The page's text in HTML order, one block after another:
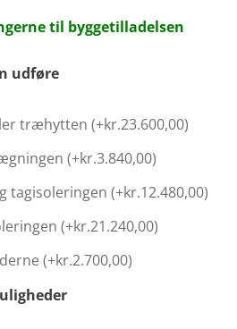
til byggetilladelsen
udføre
træhytten (+kr.23.600,00)
(+kr.3.840,00)
tagisoleringen (+kr.12.480,00)
(+kr.21.240,00)
(+kr.2.700,00)